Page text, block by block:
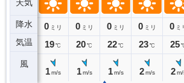
天気
降水
気温
風
0ミリ
18℃
0 ミリ
19℃
1 m/s
0 ミリ
20℃
1 m/s
0 ミリ
22℃
1 m/s
0 ミリ
23℃
2 m/s
0 ミ
25
2